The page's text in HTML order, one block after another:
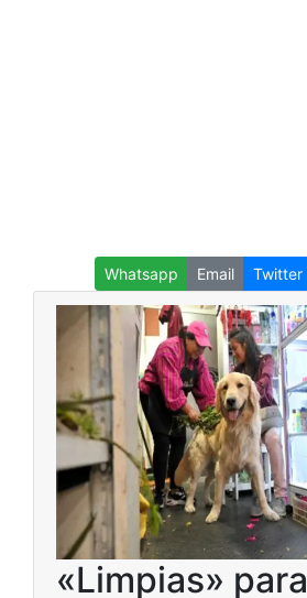
Whatsapp Email Twitter
«Limpias» para